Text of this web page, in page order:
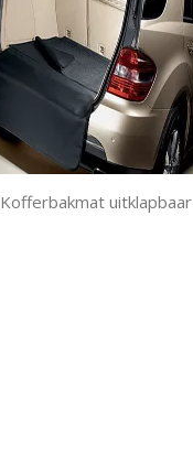
Kofferbakmat uitklapbaar